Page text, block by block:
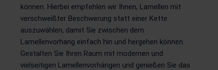
können. Hierbei empfehlen wir Ihnen, Lamellen mit
verschweißter Beschwerung statt einer Kette
auszuwählen, damit Sie zwischen dem
Lamellenvorhang einfach hin und hergehen können.
Gestalten Sie Ihren Raum mit modernen und
vielseitigen Lamellenvorhängen und genießen Sie das